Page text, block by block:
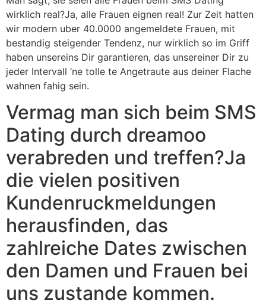
wirklich real?Ja, alle Frauen eignen real! Zur Zeit hatten
wir modern uber 40.0000 angemeldete Frauen, mit
bestandig steigender Tendenz, nur wirklich so im Griff
haben unsereins Dir garantieren, das unsereiner Dir zu
jeder Intervall ‘ne tolle te Angetraute aus deiner Flache
wahnen fahig sein.
Vermag man sich beim SMS
Dating durch dreamoo
verabreden und treffen?Ja
die vielen positiven
Kundenruckmeldungen
herausfinden, das
zahlreiche Dates zwischen
den Damen und Frauen bei
uns zustande kommen.